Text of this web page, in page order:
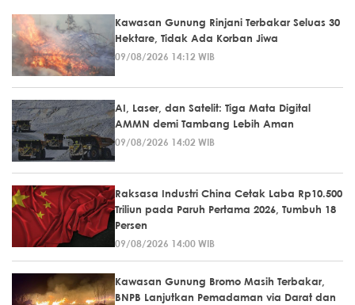
Kawasan Gunung Rinjani Terbakar Seluas 30
Hektare, Tidak Ada Korban Jiwa
09/08/2026 14:12 WIB
AI, Laser, dan Satelit: Tiga Mata Digital
AMMN demi Tambang Lebih Aman
09/08/2026 14:02 WIB
Raksasa Industri China Cetak Laba Rp10.500
Triliun pada Paruh Pertama 2026, Tumbuh 18
Persen
09/08/2026 14:00 WIB
Kawasan Gunung Bromo Masih Terbakar,
BNPB Lanjutkan Pemadaman via Darat dan